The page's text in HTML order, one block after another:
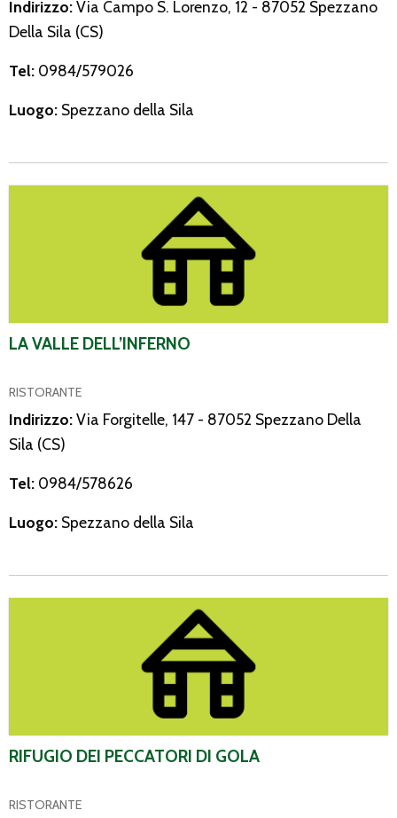
Indirizzo:Via Campo S. Lorenzo, 12 - 87052 Spezzano
Della Sila (CS)
Tel: 0984/579026
Luogo: Spezzano della Sila
LA VALLE DELL’INFERNO
RISTORANTE
Indirizzo:Via Forgitelle, 147 - 87052 Spezzano Della
Sila (CS)
Tel: 0984/578626
Luogo: Spezzano della Sila
RIFUGIO DEI PECCATORI DI GOLA
RISTORANTE